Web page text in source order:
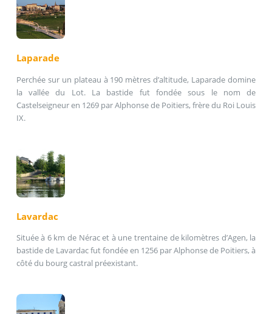
Laparade
Perchée sur un plateau à 190 mètres d’altitude, Laparade domine
la vallée du Lot. La bastide fut fondée sous le nom de
Castelseigneur en 1269 par Alphonse de Poitiers, frère du Roi Louis
IX.
Lavardac
Située à 6 km de Nérac et à une trentaine de kilomètres d’Agen, la
bastide de Lavardac fut fondée en 1256 par Alphonse de Poitiers, à
côté du bourg castral préexistant.